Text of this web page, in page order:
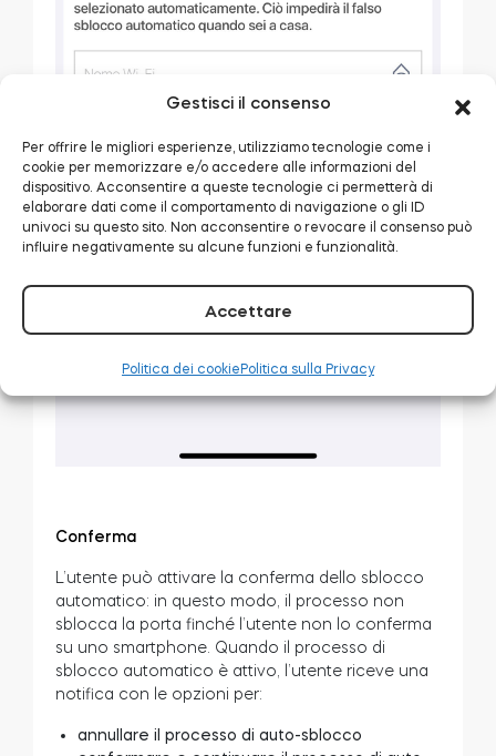
Gestisci il consenso
Per offrire le migliori esperienze, utilizziamo tecnologie come i
cookie per memorizzare e/o accedere alle informazioni del
dispositivo. Acconsentire a queste tecnologie ci permetterà di
elaborare dati come il comportamento di navigazione o gli ID
univoci su questo sito. Non acconsentire o revocare il consenso può
influire negativamente su alcune funzioni e funzionalità.
Accettare
Politica dei cookie Politica sulla Privacy
Conferma
L’utente può attivare la conferma dello sblocco
automatico: in questo modo, il processo non
sblocca la porta finché l’utente non lo conferma
su uno smartphone. Quando il processo di
sblocco automatico è attivo, l’utente riceve una
notifica con le opzioni per:
annullare il processo di auto-sblocco